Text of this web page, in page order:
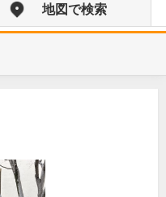
地図で検索